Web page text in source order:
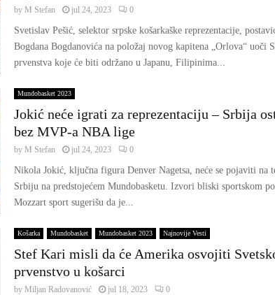
by M Stefan jul 24, 2023 0
Svetislav Pešić, selektor srpske košarkaške reprezentacije,
Bogdana Bogdanovića na položaj novog kapitena „Orlova“ uoči
prvenstva koje će biti održano u Japanu, Filipinima...
Mundobasket 2023
Jokić neće igrati za reprezentaciju – Srbija
bez MVP-a NBA lige
by M Stefan jul 24, 2023 0
Nikola Jokić, ključna figura Denver Nagetsa, neće se pojaviti na
Srbiju na predstojećem Mundobasketu. Izvori bliski sportskom
Mozzart sport sugerišu da je...
Košarka Mundobasket Mundobasket 2023 Najnovije Vesti
Stef Kari misli da će Amerika osvojiti
prvenstvo u košarci
by Miljan Radovanović jul 18, 2023 0